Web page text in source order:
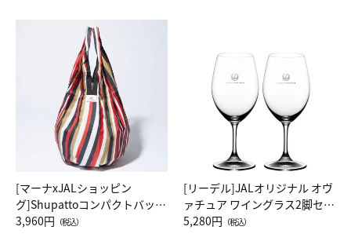
[マーナxJALショッピン
グ]Shupattoコンパクトバッグ
Drop JAL客室乗務員（LC）ス
3,960円 （税込）
[リーデル]JALオリジナル オヴ
ァチュア ワイングラス2脚セッ
ト（レッドワイン）
5,280円 （税込）